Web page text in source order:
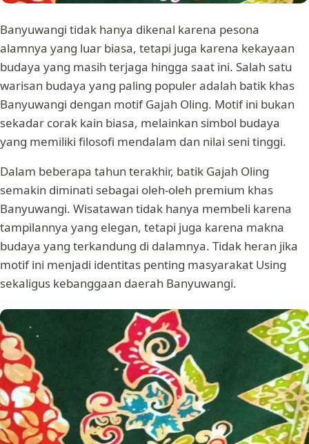
Banyuwangi tidak hanya dikenal karena pesona
alamnya yang luar biasa, tetapi juga karena kekayaan
budaya yang masih terjaga hingga saat ini. Salah satu
warisan budaya yang paling populer adalah batik khas
Banyuwangi dengan motif Gajah Oling. Motif ini bukan
sekadar corak kain biasa, melainkan simbol budaya
yang memiliki filosofi mendalam dan nilai seni tinggi.
Dalam beberapa tahun terakhir, batik Gajah Oling
semakin diminati sebagai oleh-oleh premium khas
Banyuwangi. Wisatawan tidak hanya membeli karena
tampilannya yang elegan, tetapi juga karena makna
budaya yang terkandung di dalamnya. Tidak heran jika
motif ini menjadi identitas penting masyarakat Using
sekaligus kebanggaan daerah Banyuwangi.